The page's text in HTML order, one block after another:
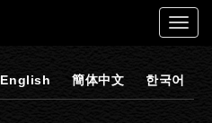
English 簡体中文 한국어